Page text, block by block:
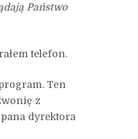
Państwo
telefon.
Ten
z
dyrektora